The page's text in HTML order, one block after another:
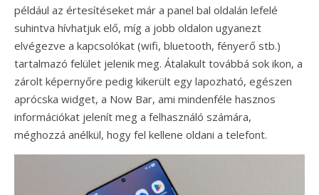
például az értesítéseket már a panel bal oldalán lefelé
suhintva hívhatjuk elő, míg a jobb oldalon ugyanezt
elvégezve a kapcsolókat (wifi, bluetooth, fényerő stb.)
tartalmazó felület jelenik meg. Átalakult továbbá sok ikon, a
zárolt képernyőre pedig kikerült egy lapozható, egészen
aprócska widget, a Now Bar, ami mindenféle hasznos
információkat jelenít meg a felhasználó számára,
méghozzá anélkül, hogy fel kellene oldani a telefont.